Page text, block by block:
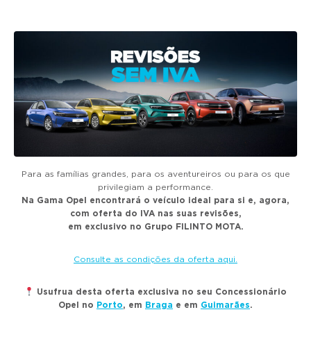
o
n
Para as famílias grandes, para os aventureiros ou para os que
privilegiam a performance.
Na Gama Opel encontrará o veículo ideal para si e, agora,
com oferta do IVA nas suas revisões,
em exclusivo no Grupo FILINTO MOTA.
Consulte as condições da oferta aqui.
Usufrua desta oferta exclusiva no seu Concessionário
Opel no Porto, em Braga e em Guimarães.